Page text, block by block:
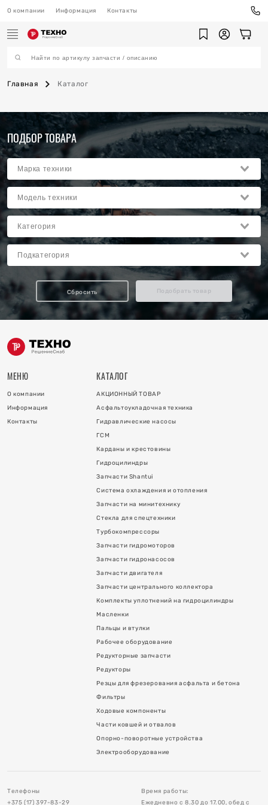
О компании Информация Контакты
Главная Каталог
ПОДБОР ТОВАРА
Сбросить Подобрать товар
МЕНЮ
О компании
Информация
Контакты
КАТАЛОГ
АКЦИОННЫЙ ТОВАР
Асфальтоукладочная техника
Гидравлические насосы
ГСМ
Карданы и крестовины
Гидроцилиндры
Запчасти Shantui
Система охлаждения и отопления
Запчасти на минитехнику
Стекла для спецтехники
Турбокомпрессоры
Запчасти гидромоторов
Запчасти гидронасосов
Запчасти двигателя
Запчасти центрального коллектора
Комплекты уплотнений на гидроцилиндры
Масленки
Пальцы и втулки
Рабочее оборудование
Редукторные запчасти
Редукторы
Резцы для фрезерования асфальта и бетона
Фильтры
Ходовые компоненты
Части ковшей и отвалов
Опорно-поворотные устройства
Электрооборудование
Телефоны
+375 (17) 397-83-29
Время работы:
Ежедневно с 8.30 до 17.00, обед с